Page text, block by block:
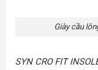
Giày cầu
SYN CRO FIT